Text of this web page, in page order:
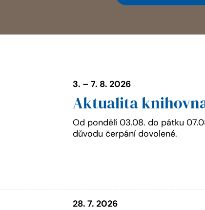
3. – 7. 8. 2026
Aktualita
Od pondělí 03.08. do pátku
důvodu čerpání dovolené.
28. 7. 2026